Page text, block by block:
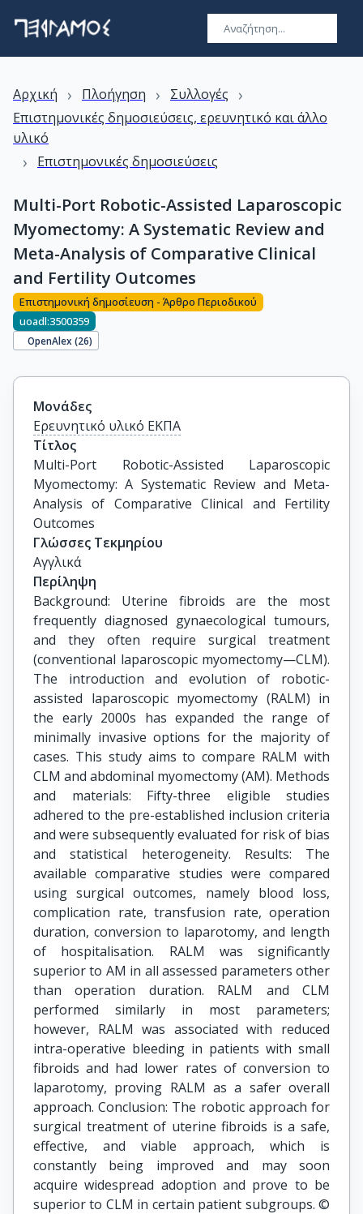
Αρχική › Πλοήγηση › Συλλογές ›
Επιστημονικές δημοσιεύσεις, ερευνητικό και άλλο
υλικό
› Επιστημονικές δημοσιεύσεις
Multi-Port Robotic-Assisted Laparoscopic
Myomectomy: A Systematic Review and
Meta-Analysis of Comparative Clinical
and Fertility Outcomes
Επιστημονική δημοσίευση - Άρθρο Περιοδικού
uoadl:3500359
OpenAlex (26)
Μονάδες
Ερευνητικό υλικό ΕΚΠΑ
Τίτλος
Multi-Port Robotic-Assisted Laparoscopic
Myomectomy: A Systematic Review and Meta-
Analysis of Comparative Clinical and Fertility
Outcomes
Γλώσσες Τεκμηρίου
Αγγλικά
Περίληψη
Background: Uterine fibroids are the most
frequently diagnosed gynaecological tumours,
and they often require surgical treatment
(conventional laparoscopic myomectomy—CLM).
The introduction and evolution of robotic-
assisted laparoscopic myomectomy (RALM) in
the early 2000s has expanded the range of
minimally invasive options for the majority of
cases. This study aims to compare RALM with
CLM and abdominal myomectomy (AM). Methods
and materials: Fifty-three eligible studies
adhered to the pre-established inclusion criteria
and were subsequently evaluated for risk of bias
and statistical heterogeneity. Results: The
available comparative studies were compared
using surgical outcomes, namely blood loss,
complication rate, transfusion rate, operation
duration, conversion to laparotomy, and length
of hospitalisation. RALM was significantly
superior to AM in all assessed parameters other
than operation duration. RALM and CLM
performed similarly in most parameters;
however, RALM was associated with reduced
intra-operative bleeding in patients with small
fibroids and had lower rates of conversion to
laparotomy, proving RALM as a safer overall
approach. Conclusion: The robotic approach for
surgical treatment of uterine fibroids is a safe,
effective, and viable approach, which is
constantly being improved and may soon
acquire widespread adoption and prove to be
superior to CLM in certain patient subgroups. ©